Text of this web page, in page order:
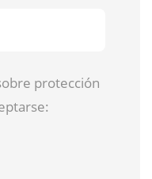
protección